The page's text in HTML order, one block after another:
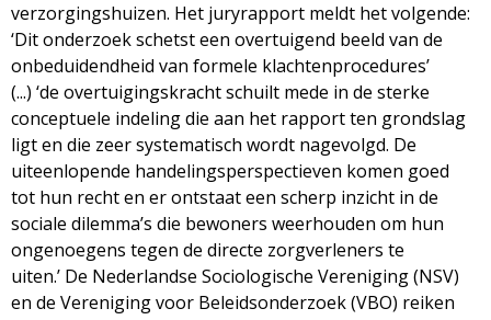
e
M
a
g
a
z
verzorgingshuizen. Het juryrapport meldt het volgende:
‘Dit onderzoek schetst een overtuigend beeld van de
onbeduidendheid van formele klachtenprocedures’
(...) ‘de overtuigingskracht schuilt mede in de sterke
conceptuele indeling die aan het rapport ten grondslag
ligt en die zeer systematisch wordt nagevolgd. De
uiteenlopende handelingsperspectieven komen goed
tot hun recht en er ontstaat een scherp inzicht in de
sociale dilemma’s die bewoners weerhouden om hun
ongenoegens tegen de directe zorgverleners te
uiten.’ De Nederlandse Sociologische Vereniging (NSV)
en de Vereniging voor Beleidsonderzoek (VBO) reiken